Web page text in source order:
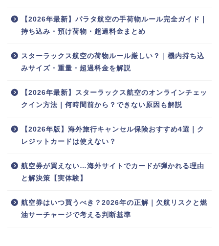
【2026年最新】パラタ航空の手荷物ルール完全ガイド｜
持ち込み・預け荷物・超過料金まとめ
スターラックス航空の荷物ルール厳しい？｜機内持ち込
みサイズ・重量・超過料金を解説
【2026年最新】スターラックス航空のオンラインチェッ
クイン方法｜何時間前から？できない原因も解説
【2026年版】海外旅行キャンセル保険おすすめ4選｜ク
レジットカードは使えない？
航空券が買えない…海外サイトでカードが弾かれる理由
と解決策【実体験】
航空券はいつ買うべき？2026年の正解｜欠航リスクと燃
油サーチャージで考える判断基準